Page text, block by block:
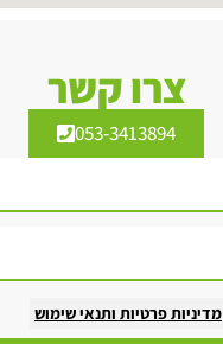
צרו קשר
053-3413894
מדיניות פרטיות ותנאי שימוש